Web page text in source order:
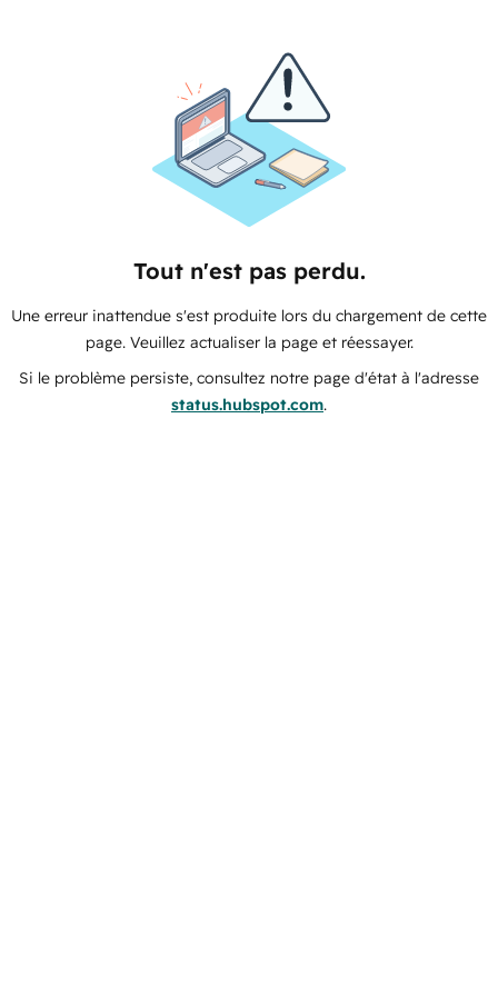
Tout n'est pas perdu.
Une erreur inattendue s'est produite lors du chargement de cette
page. Veuillez actualiser la page et réessayer.
Si le problème persiste, consultez notre page d'état à l'adresse
status.hubspot.com.